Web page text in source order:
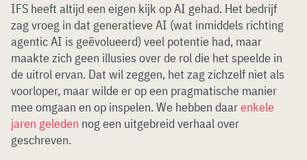
IFS heeft altijd een eigen kijk op AI gehad. Het bedrijf
zag vroeg in dat generatieve AI (wat inmiddels richting
agentic AI is geëvolueerd) veel potentie had, maar
maakte zich geen illusies over de rol die het speelde in
de uitrol ervan. Dat wil zeggen, het zag zichzelf niet als
voorloper, maar wilde er op een pragmatische manier
mee omgaan en op inspelen. We hebben daarenkele
jaren geleden nog een uitgebreid verhaal over
geschreven.